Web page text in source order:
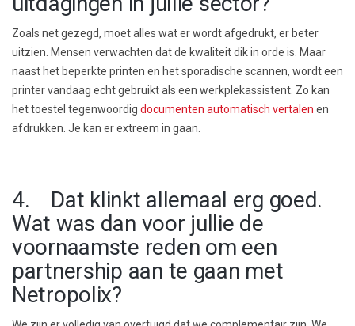
Zoals net gezegd, moet alles wat er wordt afgedrukt, er beter
uitzien. Mensen verwachten dat de kwaliteit dik in orde is. Maar
naast het beperkte printen en het sporadische scannen, wordt een
printer vandaag echt gebruikt als een werkplekassistent. Zo kan
het toestel tegenwoordig documenten automatisch vertalen en
afdrukken. Je kan er extreem in gaan.
4. Dat klinkt allemaal erg goed.
Wat was dan voor jullie de
voornaamste reden om een
partnership aan te gaan met
Netropolix?